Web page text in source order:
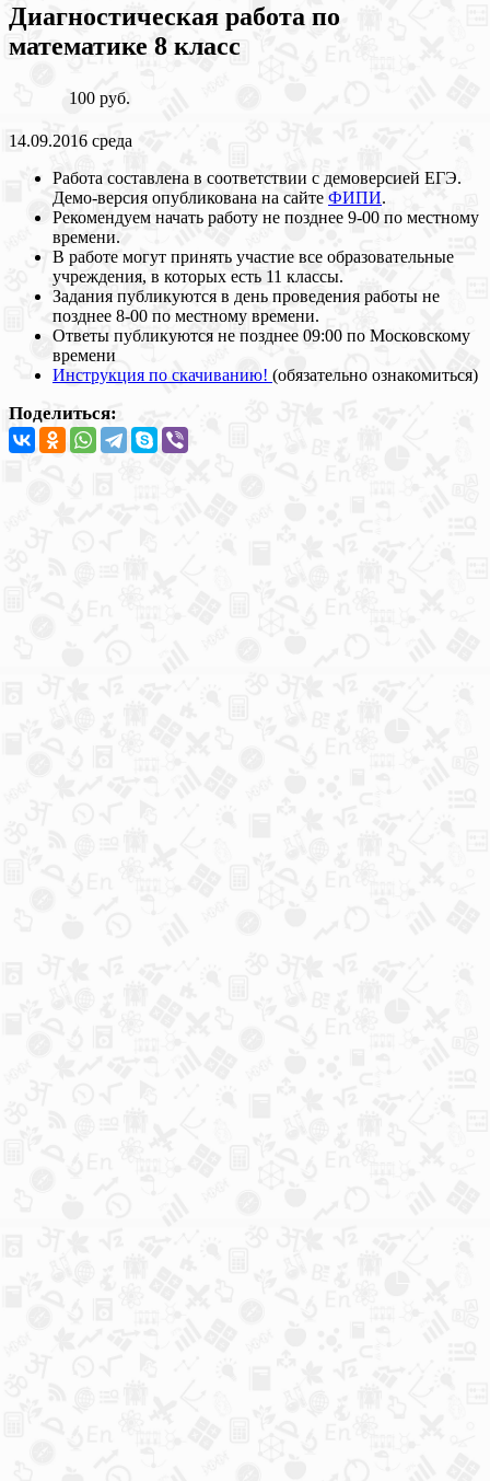
Диагностическая работа по
математике 8 класс
100 руб.
14.09.2016 среда
Работа составлена в соответствии с демоверсией ЕГЭ.
Демо-версия опубликована на сайте ФИПИ.
Рекомендуем начать работу не позднее 9-00 по местному
времени.
В работе могут принять участие все образовательные
учреждения, в которых есть 11 классы.
Задания публикуются в день проведения работы не
позднее 8-00 по местному времени.
Ответы публикуются не позднее 09:00 по Московскому
времени
Инструкция по скачиванию! (обязательно ознакомиться)
Поделиться: